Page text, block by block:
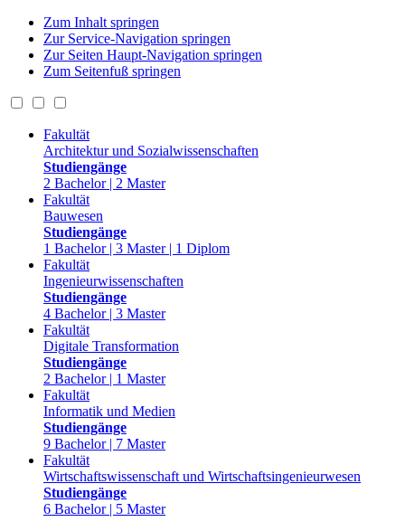
Zum Inhalt springen
Zur Service-Navigation springen
Zur Seiten Haupt-Navigation springen
Zum Seitenfuß springen
Fakultät
Architektur und Sozialwissenschaften
Studiengänge
2 Bachelor | 2 Master
Fakultät
Bauwesen
Studiengänge
1 Bachelor | 3 Master | 1 Diplom
Fakultät
Ingenieurwissenschaften
Studiengänge
4 Bachelor | 3 Master
Fakultät
Digitale Transformation
Studiengänge
2 Bachelor | 1 Master
Fakultät
Informatik und Medien
Studiengänge
9 Bachelor | 7 Master
Fakultät
Wirtschaftswissenschaft und Wirtschaftsingenieurwesen
Studiengänge
6 Bachelor | 5 Master